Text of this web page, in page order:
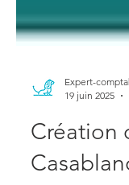
19 juin 2025
Création